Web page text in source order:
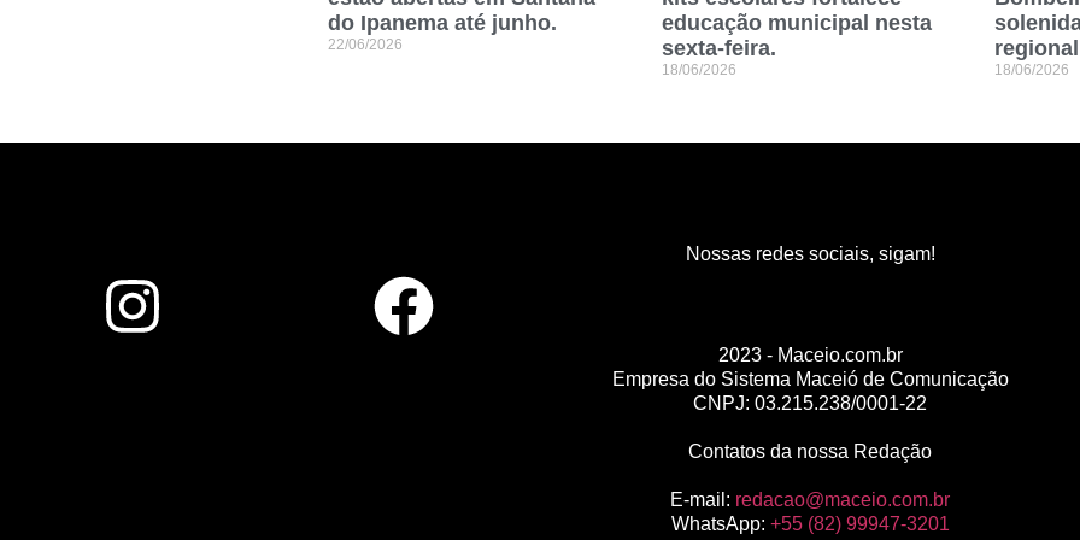
do Ipanema até junho.
22/06/2026
educação municipal nesta
sexta-feira.
18/06/2026 18/06/2026
Nossas redes sociais, sigam!
2023 - Maceio.com.br
Empresa do Sistema Maceió de Comunicação
CNPJ: 03.215.238/0001-22
Contatos da nossa Redação
E-mail: redacao@maceio.com.br
WhatsApp: +55 (82) 99947-3201